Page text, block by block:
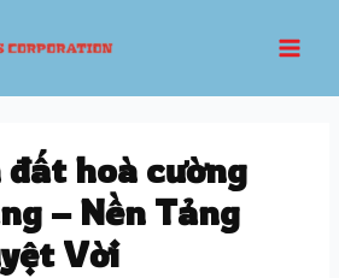
hoà cường
– Nền Tảng
Vời